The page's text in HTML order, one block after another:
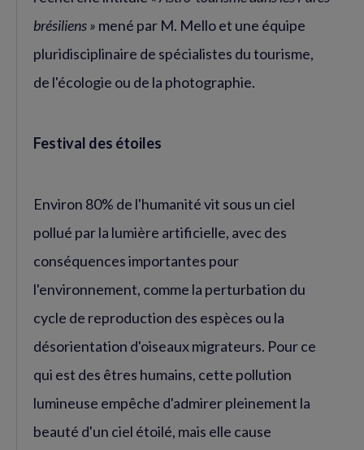
brésiliens » mené par M. Mello et une équipe
pluridisciplinaire de spécialistes du tourisme,
de l'écologie ou de la photographie.
Festival des étoiles
Environ 80% de l'humanité vit sous un ciel
pollué par la lumière artificielle, avec des
conséquences importantes pour
l'environnement, comme la perturbation du
cycle de reproduction des espèces ou la
désorientation d'oiseaux migrateurs. Pour ce
qui est des êtres humains, cette pollution
lumineuse empêche d'admirer pleinement la
beauté d'un ciel étoilé, mais elle cause